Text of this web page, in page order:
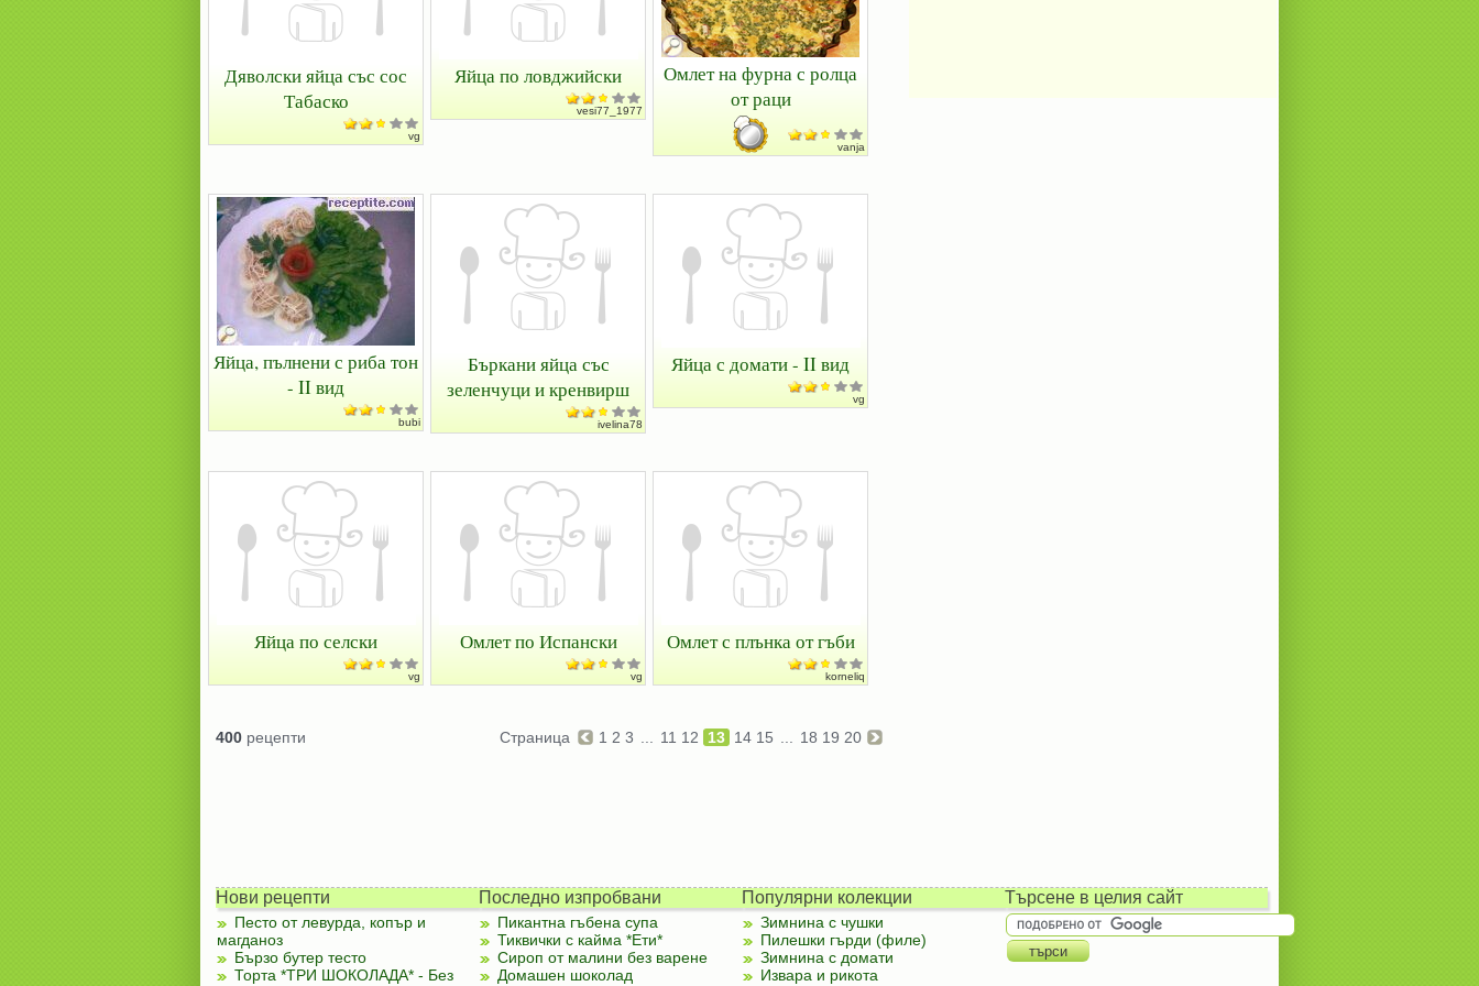
Дяволски яйца със сос
Табаско
vg
Яйца по ловджийски
vesi77_1977
Омлет на фурна с ролца
от раци
vanja
Яйца, пълнени с риба тон
- II вид
bubi
Бъркани яйца със
зеленчуци и кренвирш
ivelina78
Яйца с домати - II вид
vg
Яйца по селски
vg
Омлет по Испански
vg
Омлет с плънка от гъби
korneliq
400 рецепти Страница 1 2 3 11 12 13 14 15 18 19 20
Нови рецепти
Песто от левурда, копър и
магданоз
Бързо бутер тесто
Торта *ТРИ ШОКОЛАДА* - Без
Последно изпробвани
Пикантна гъбена супа
Тиквички с кайма *Ети*
Сироп от малини без варене
Домашен шоколад
Популярни колекции
Зимнина с чушки
Пилешки гърди (филе)
Зимнина с домати
Извара и рикота
Търсене в целия сайт